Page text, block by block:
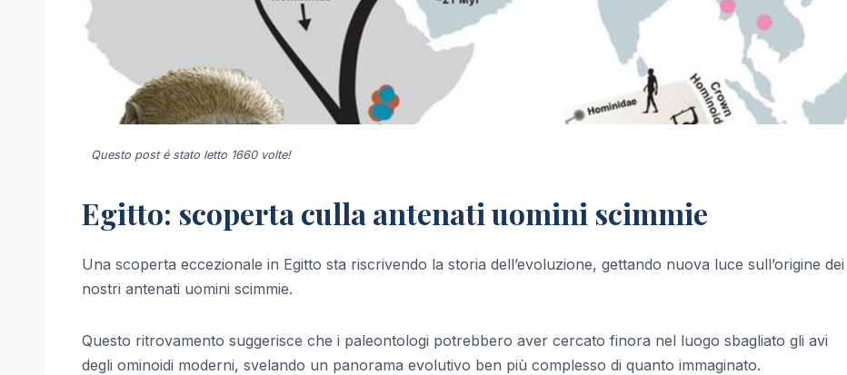
Questo post é stato letto 1660 volte!
Egitto: scoperta culla antenati uomini scimmie
Una scoperta eccezionale in Egitto sta riscrivendo la storia dell’evoluzione, gettando nuova luce sull’origine dei
nostri antenati uomini scimmie.
Questo ritrovamento suggerisce che i paleontologi potrebbero aver cercato finora nel luogo sbagliato gli avi
degli ominoidi moderni, svelando un panorama evolutivo ben più complesso di quanto immaginato.